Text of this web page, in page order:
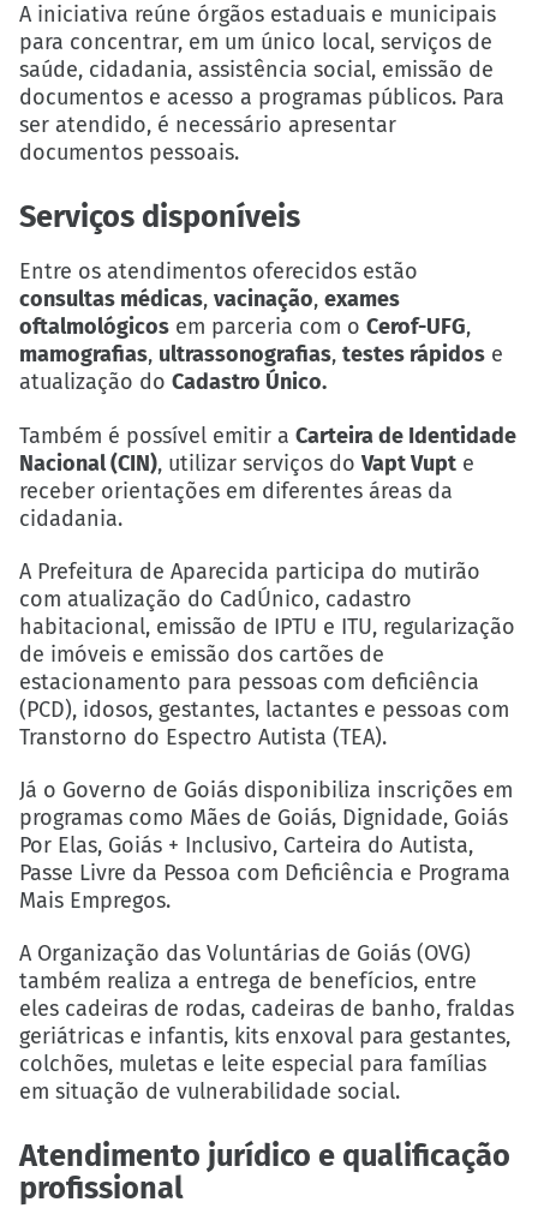
A iniciativa reúne órgãos estaduais e municipais
para concentrar, em um único local, serviços de
saúde, cidadania, assistência social, emissão de
documentos e acesso a programas públicos. Para
ser atendido, é necessário apresentar
documentos pessoais.
Serviços disponíveis
Entre os atendimentos oferecidos estão
consultas médicas, vacinação, exames
oftalmológicos em parceria com o Cerof-UFG,
mamografias, ultrassonografias, testes rápidos e
atualização do Cadastro Único.
Também é possível emitir a Carteira de Identidade
Nacional (CIN), utilizar serviços do Vapt Vupt e
receber orientações em diferentes áreas da
cidadania.
A Prefeitura de Aparecida participa do mutirão
com atualização do CadÚnico, cadastro
habitacional, emissão de IPTU e ITU, regularização
de imóveis e emissão dos cartões de
estacionamento para pessoas com deficiência
(PCD), idosos, gestantes, lactantes e pessoas com
Transtorno do Espectro Autista (TEA).
Já o Governo de Goiás disponibiliza inscrições em
programas como Mães de Goiás, Dignidade, Goiás
Por Elas, Goiás + Inclusivo, Carteira do Autista,
Passe Livre da Pessoa com Deficiência e Programa
Mais Empregos.
A Organização das Voluntárias de Goiás (OVG)
também realiza a entrega de benefícios, entre
eles cadeiras de rodas, cadeiras de banho, fraldas
geriátricas e infantis, kits enxoval para gestantes,
colchões, muletas e leite especial para famílias
em situação de vulnerabilidade social.
Atendimento jurídico e qualificação
profissional